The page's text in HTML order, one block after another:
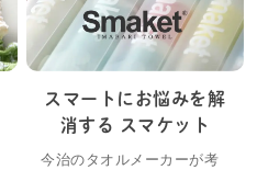
スマートにお悩みを解
消する スマケット
今治のタオルメーカーが考